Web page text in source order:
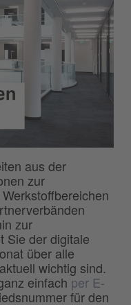
aus der
zur
zur
Sie der digitale
über alle
wichtig sind.
einfach per E-
für den